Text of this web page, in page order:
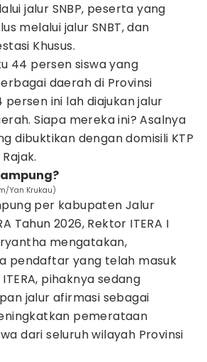
jalur SNBP, peserta yang
melalui jalur SNBT, dan
Khusus.
44 persen siswa yang
daerah di Provinsi
persen ini lah diajukan jalur
Siapa mereka ini? Asalnya
dibuktikan dengan domisili KTP
Yan Krukau)
per kabupaten Jalur
Tahun 2026, Rektor ITERA I
mengatakan,
pendaftar yang telah masuk
pihaknya sedang
jalur afirmasi sebagai
pemerataan
dari seluruh wilayah Provinsi